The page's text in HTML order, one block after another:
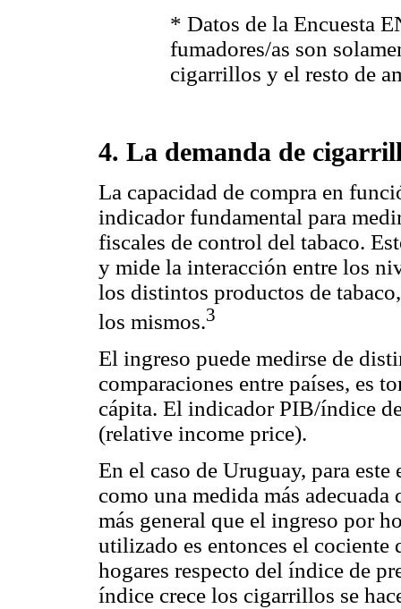
* Datos de la Encuesta
fumadores/as son
cigarrillos y el resto de
4. La demanda de
La capacidad de compra en
indicador fundamental para
fiscales de control del tabaco.
y mide la interacción entre los
los distintos productos de
los mismos.3
El ingreso puede medirse de
comparaciones entre países, es
cápita. El indicador PIB/índice
(relative income price).
En el caso de Uruguay, para
como una medida más
más general que el ingreso por
utilizado es entonces el
hogares respecto del índice de
índice crece los cigarrillos se